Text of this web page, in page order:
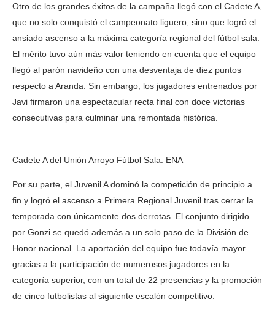
Otro de los grandes éxitos de la campaña llegó con el Cadete A,
que no solo conquistó el campeonato liguero, sino que logró el
ansiado ascenso a la máxima categoría regional del fútbol sala.
El mérito tuvo aún más valor teniendo en cuenta que el equipo
llegó al parón navideño con una desventaja de diez puntos
respecto a Aranda. Sin embargo, los jugadores entrenados por
Javi firmaron una espectacular recta final con doce victorias
consecutivas para culminar una remontada histórica.
Cadete A del Unión Arroyo Fútbol Sala. ENA
Por su parte, el Juvenil A dominó la competición de principio a
fin y logró el ascenso a Primera Regional Juvenil tras cerrar la
temporada con únicamente dos derrotas. El conjunto dirigido
por Gonzi se quedó además a un solo paso de la División de
Honor nacional. La aportación del equipo fue todavía mayor
gracias a la participación de numerosos jugadores en la
categoría superior, con un total de 22 presencias y la promoción
de cinco futbolistas al siguiente escalón competitivo.